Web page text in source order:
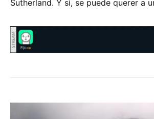
Sutherland. Y sí, se puede querer a